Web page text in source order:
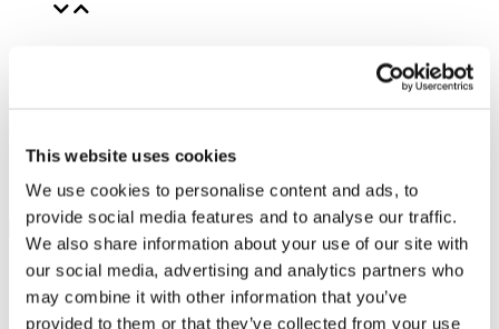
This website uses cookies
We use cookies to personalise content and ads, to
provide social media features and to analyse our traffic.
We also share information about your use of our site with
our social media, advertising and analytics partners who
may combine it with other information that you’ve
provided to them or that they’ve collected from your use